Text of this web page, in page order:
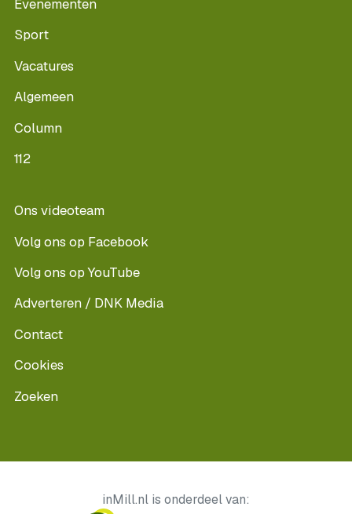
Evenementen
Sport
Vacatures
Algemeen
Column
112
Ons videoteam
Volg ons op Facebook
Volg ons op YouTube
Adverteren / DNK Media
Contact
Cookies
Zoeken
inMill.nl is onderdeel van: